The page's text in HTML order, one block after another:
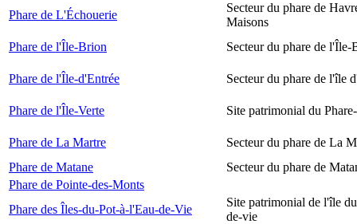
Phare de L'Échouerie
Secteur du phare de
Maisons
Phare de l'Île-Brion
Secteur du phare de l'Île-
Phare de l'Île-d'Entrée Secteur du phare de l'île
Phare de l'Île-Verte Site patrimonial du
Phare de La Martre
Secteur du phare de La
Phare de Matane
Secteur du phare de
Phare de Pointe-des-Monts
Phare des Îles-du-Pot-à-l'Eau-de-Vie
Site patrimonial de l'île
de-vie